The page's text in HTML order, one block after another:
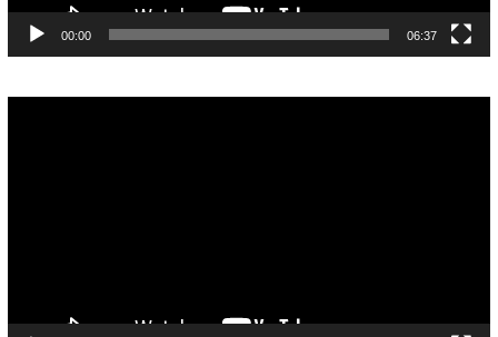
00:00 06:37